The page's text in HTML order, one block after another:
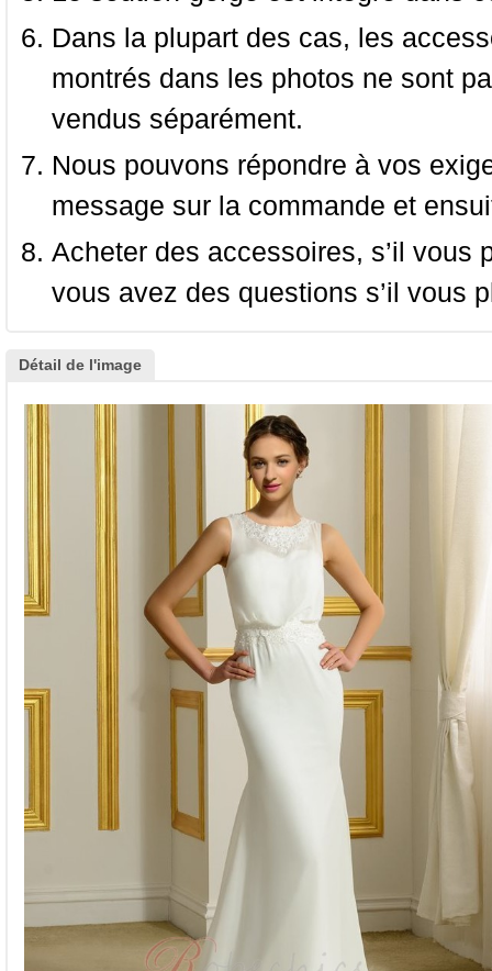
Dans la plupart des cas, les
montrés dans les photos ne sont
vendus séparément.
Nous pouvons répondre à vos
message sur la commande et
Acheter des accessoires, s’il
vous avez des questions s’il vous
Détail de l'image